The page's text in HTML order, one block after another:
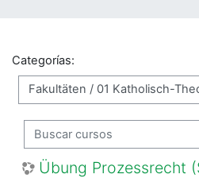
Categorías:
Buscar cursos
Übung Prozessrecht